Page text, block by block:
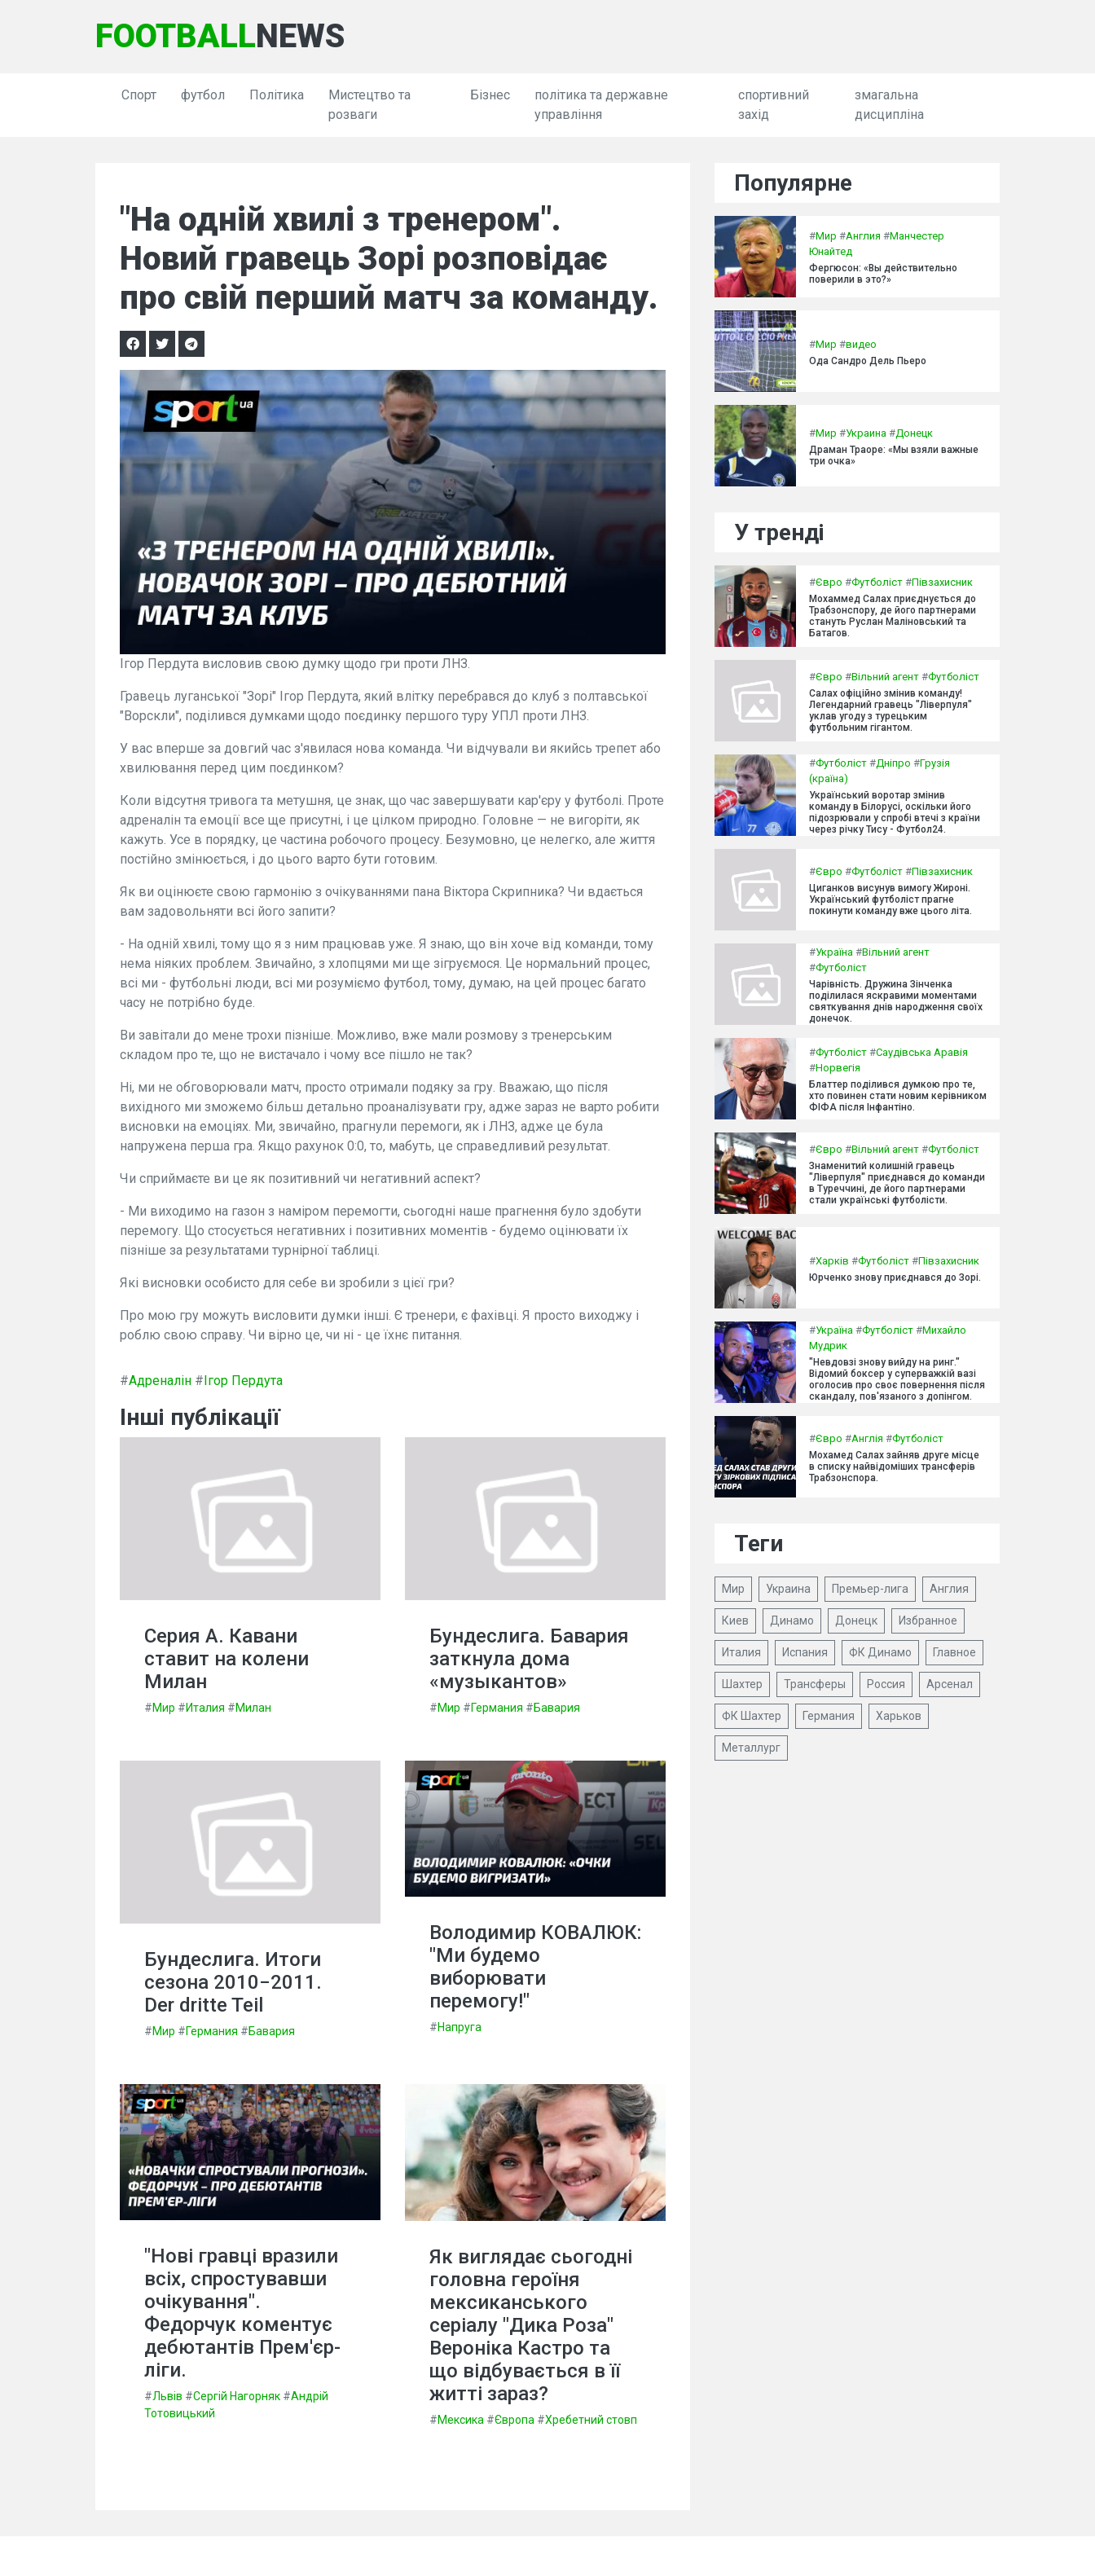
FOOTBALLNEWS
Спорт футбол Політика
Мистецтво та
розваги
Бізнес
політика та державне
управління
спортивний
захід
змагальна
дисципліна
"На одній хвилі з тренером".
Новий гравець Зорі розповідає
про свій перший матч за команду.
Ігор Пердута висловив свою думку щодо гри проти ЛНЗ.
Гравець луганської "Зорі" Ігор Пердута, який влітку перебрався до клуб з полтавської
"Ворскли", поділився думками щодо поєдинку першого туру УПЛ проти ЛНЗ.
У вас вперше за довгий час з'явилася нова команда. Чи відчували ви якийсь трепет або
хвилювання перед цим поєдинком?
Коли відсутня тривога та метушня, це знак, що час завершувати кар'єру у футболі. Проте
адреналін та емоції все ще присутні, і це цілком природно. Головне — не вигоріти, як
кажуть. Усе в порядку, це частина робочого процесу. Безумовно, це нелегко, але життя
постійно змінюється, і до цього варто бути готовим.
Як ви оцінюєте свою гармонію з очікуваннями пана Віктора Скрипника? Чи вдається
вам задовольняти всі його запити?
- На одній хвилі, тому що я з ним працював уже. Я знаю, що він хоче від команди, тому
нема ніяких проблем. Звичайно, з хлопцями ми ще зігруємося. Це нормальний процес,
всі ми - футбольні люди, всі ми розуміємо футбол, тому, думаю, на цей процес багато
часу не потрібно буде.
Ви завітали до мене трохи пізніше. Можливо, вже мали розмову з тренерським
складом про те, що не вистачало і чому все пішло не так?
Ні, ми не обговорювали матч, просто отримали подяку за гру. Вважаю, що після
вихідного ми зможемо більш детально проаналізувати гру, адже зараз не варто робити
висновки на емоціях. Ми, звичайно, прагнули перемоги, як і ЛНЗ, адже це була
напружена перша гра. Якщо рахунок 0:0, то, мабуть, це справедливий результат.
Чи сприймаєте ви це як позитивний чи негативний аспект?
- Ми виходимо на газон з наміром перемогти, сьогодні наше прагнення було здобути
перемогу. Що стосується негативних і позитивних моментів - будемо оцінювати їх
пізніше за результатами турнірної таблиці.
Які висновки особисто для себе ви зробили з цієї гри?
Про мою гру можуть висловити думки інші. Є тренери, є фахівці. Я просто виходжу і
роблю свою справу. Чи вірно це, чи ні - це їхнє питання.
#Адреналін # Ігор Пердута
Інші публікації
Серия А. Кавани
ставит на колени
Милан
#Мир #Италия #Милан
Бундеслига. Бавария
заткнула дома
«музыкантов»
#Мир #Германия #Бавария
Бундеслига. Итоги
сезона 2010−2011.
Der dritte Teil
#Мир #Германия #Бавария
Володимир КОВАЛЮК:
"Ми будемо
виборювати
перемогу!"
#Напруга
"Нові гравці вразили
всіх, спростувавши
очікування".
Федорчук коментує
дебютантів Прем'єр-
ліги.
#Львів #Сергій Нагорняк #Андрій
Тотовицький
Як виглядає сьогодні
головна героїня
мексиканського
серіалу "Дика Роза"
Вероніка Кастро та
що відбувається в її
житті зараз?
#Мексика #Європа #Хребетний стовп
Популярне
#Мир #Англия #Манчестер
Юнайтед
Фергюсон: «Вы действительно
поверили в это?»
#Мир #видео
Ода Сандро Дель Пьеро
#Мир #Украина #Донецк
Драман Траоре: «Мы взяли важные
три очка»
У тренді
#Євро #Футболіст #Півзахисник
Мохаммед Салах приєднується до
Трабзонспору, де його партнерами
стануть Руслан Маліновський та
Батагов.
#Євро #Вільний агент #Футболіст
Салах офіційно змінив команду!
Легендарний гравець "Ліверпуля"
уклав угоду з турецьким
футбольним гігантом.
#Футболіст #Дніпро #Грузія
(країна)
Український воротар змінив
команду в Білорусі, оскільки його
підозрювали у спробі втечі з країни
через річку Тису - Футбол24.
#Євро #Футболіст #Півзахисник
Циганков висунув вимогу Жироні.
Український футболіст прагне
покинути команду вже цього літа.
#Україна #Вільний агент
#Футболіст
Чарівність. Дружина Зінченка
поділилася яскравими моментами
святкування днів народження своїх
донечок.
#Футболіст #Саудівська Аравія
#Норвегія
Блаттер поділився думкою про те,
хто повинен стати новим керівником
ФІФА після Інфантіно.
#Євро #Вільний агент #Футболіст
Знаменитий колишній гравець
"Ліверпуля" приєднався до команди
в Туреччині, де його партнерами
стали українські футболісти.
#Харків #Футболіст #Півзахисник
Юрченко знову приєднався до Зорі.
#Україна #Футболіст #Михайло
Мудрик
"Невдовзі знову вийду на ринг."
Відомий боксер у суперважкій вазі
оголосив про своє повернення після
скандалу, пов'язаного з допінгом.
#Євро #Англія #Футболіст
Мохамед Салах зайняв друге місце
в списку найвідоміших трансферів
Трабзонспора.
Теги
Мир Украина Премьер-лига Англия
Киев Динамо Донецк Избранное
Италия Испания ФК Динамо Главное
Шахтер Трансферы Россия Арсенал
ФК Шахтер Германия Харьков
Металлург